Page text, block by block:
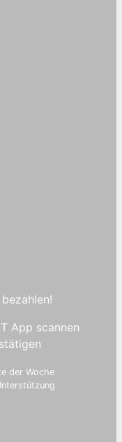
App scannen
der Woche